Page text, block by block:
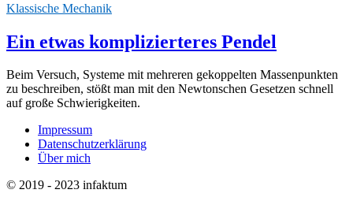
Klassische Mechanik
Ein etwas komplizierteres Pendel
Beim Versuch, Systeme mit mehreren gekoppelten Massenpunkten
zu beschreiben, stößt man mit den Newtonschen Gesetzen schnell
auf große Schwierigkeiten.
Impressum
Datenschutzerklärung
Über mich
© 2019 - 2023 infaktum